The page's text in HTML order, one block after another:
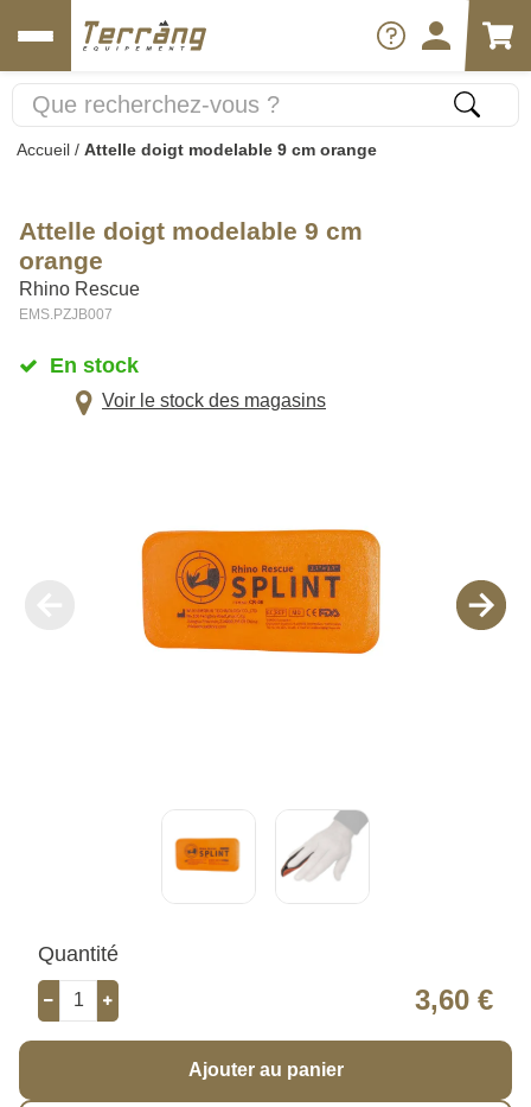
Accueil / Attelle doigt modelable 9 cm orange
Attelle doigt modelable 9 cm
orange
Rhino Rescue
EMS.PZJB007
En stock
Voir le stock des magasins
Quantité
3,60 €
Ajouter au panier